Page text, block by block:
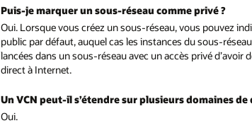
Puis-je marquer un sous-réseau comme privé ?
Oui. Lorsque vous créez un sous-réseau, vous pouvez
public par défaut, auquel cas les instances du sous-
lancées dans un sous-réseau avec un accès privé d’avoir
direct à Internet.
Un VCN peut-il s’étendre sur plusieurs domaines
Oui.